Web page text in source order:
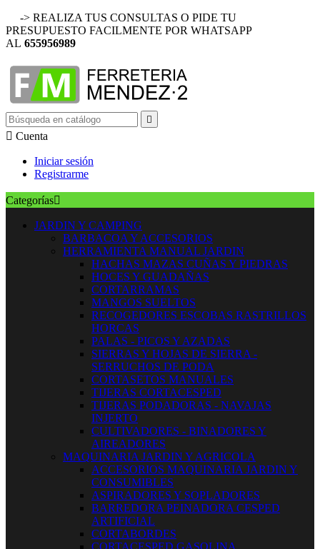
-> REALIZA TUS CONSULTAS O PIDE TU
PRESUPUESTO FACILMENTE POR WHATSAPP
AL 655956989

 Cuenta
Iniciar sesión
Registrarme
Categorías
JARDIN Y CAMPING
BARBACOA Y ACCESORIOS
HERRAMIENTA MANUAL JARDIN
HACHAS MAZAS CUÑAS Y PIEDRAS
HOCES Y GUADAÑAS
CORTARRAMAS
MANGOS SUELTOS
RECOGEDORES ESCOBAS RASTRILLOS
HORCAS
PALAS - PICOS Y AZADAS
SIERRAS Y HOJAS DE SIERRA -
SERRUCHOS DE PODA
CORTASETOS MANUALES
TIJERAS CORTACESPED
TIJERAS PODADORAS - NAVAJAS
INJERTO
CULTIVADORES - BINADORES Y
AIREADORES
MAQUINARIA JARDIN Y AGRICOLA
ACCESORIOS MAQUINARIA JARDIN Y
CONSUMIBLES
ASPIRADORES Y SOPLADORES
BARREDORA PEINADORA CESPED
ARTIFICIAL
CORTABORDES
CORTACESPED GASOLINA